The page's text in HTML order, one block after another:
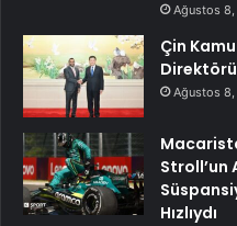
Ağustos
Çin
Ağustos
Stroll’un
Hızlıydı